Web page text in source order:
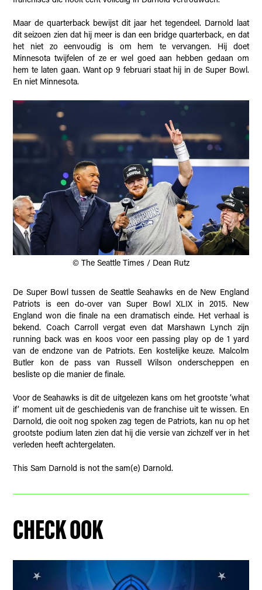
Maar de quarterback bewijst dit jaar het tegendeel. Darnold laat
dit seizoen zien dat hij meer is dan een bridge quarterback, en dat
het niet zo eenvoudig is om hem te vervangen. Hij doet
Minnesota twijfelen of ze er wel goed aan hebben gedaan om
hem te laten gaan. Want op 9 februari staat hij in de Super Bowl.
En niet Minnesota.
© The Seattle Times / Dean Rutz
De Super Bowl tussen de Seattle Seahawks en de New England
Patriots is een do-over van Super Bowl XLIX in 2015. New
England won die finale na een dramatisch einde. Het verhaal is
bekend. Coach Carroll vergat even dat Marshawn Lynch zijn
running back was en koos voor een passing play op de 1 yard
van de endzone van de Patriots. Een kostelijke keuze. Malcolm
Butler kon de pass van Russell Wilson onderscheppen en
besliste op die manier de finale.
Voor de Seahawks is dit de uitgelezen kans om het grootste ‘what
if’ moment uit de geschiedenis van de franchise uit te wissen. En
Darnold, die ooit nog spoken zag tegen de Patriots, kan nu op het
grootste podium laten zien dat hij die versie van zichzelf ver in het
verleden heeft achtergelaten.
This Sam Darnold is not the sam(e) Darnold.
CHECK OOK